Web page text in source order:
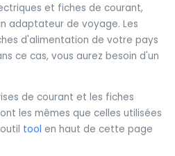
et fiches de courant,
adaptateur de voyage. Les
d'alimentation de votre pays
ce cas, vous aurez besoin d'un
de courant et les fiches
les mêmes que celles utilisées
tool en haut de cette page